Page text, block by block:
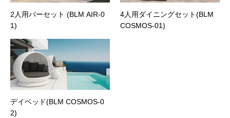
2人用バーセット (BLM AIR-0
1)
4人用ダイニングセット(BLM
COSMOS-01)
デイベッド(BLM COSMOS-0
2)